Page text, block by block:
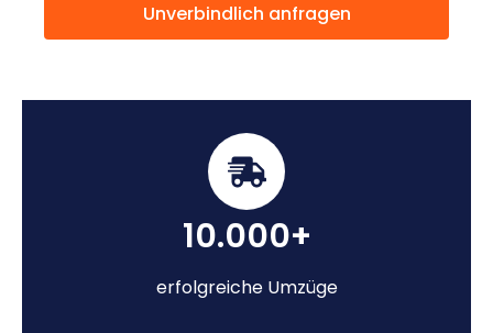
Unverbindlich anfragen
10.000+
erfolgreiche Umzüge